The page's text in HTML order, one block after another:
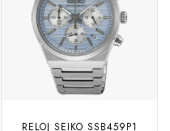
RELOJ SEIKO SSB459P1